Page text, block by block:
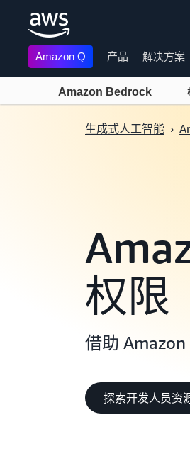
Amazon Q 产品 解决方案
Amazon Bedrock
生成式人工智能 ›
权限
借助
探索开发人员资